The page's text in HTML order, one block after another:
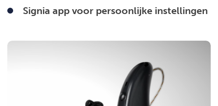
Signia app voor persoonlijke instellingen